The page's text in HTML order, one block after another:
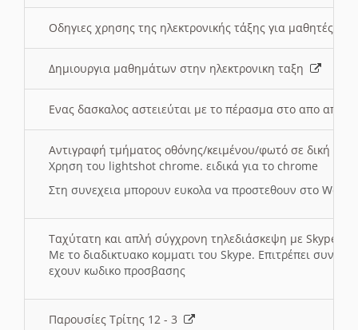
Οδηγιες χρησης της ηλεκτρονικής τάξης για μαθητές
Δημιουργια μαθημάτων στην ηλεκτρονικη ταξη
Ενας δασκαλος αστειεύται με το πέρασμα στο απο
Αντιγραφή τμήματος οθόνης/κειμένου/φωτό σε δική
Χρηση του lightshot chrome. ειδικά για το chrome
Στη συνεχεια μπορουν ευκολα να προστεθουν στο Word
Ταχύτατη και απλή σύγχρονη τηλεδιάσκεψη με Skype
Με το διαδικτυακο κομματι του Skype. Επιτρέπει
εχουν κωδικο προσβασης
Παρουσίες Τρίτης 12 - 3